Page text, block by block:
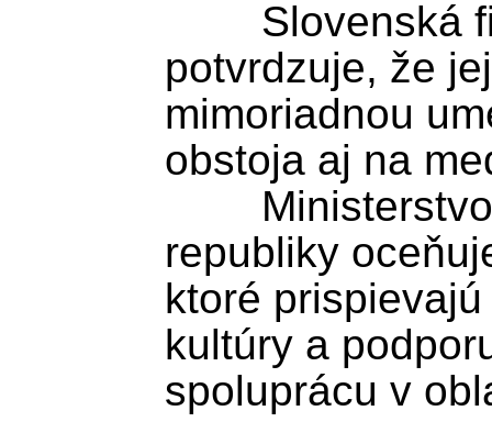
potvrdzuje, že
mimoriadnou
obstoja aj na
republiky
ktoré
kultúry a
spoluprácu v